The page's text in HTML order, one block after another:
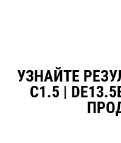
УЗНАЙТЕ
C1.5 |